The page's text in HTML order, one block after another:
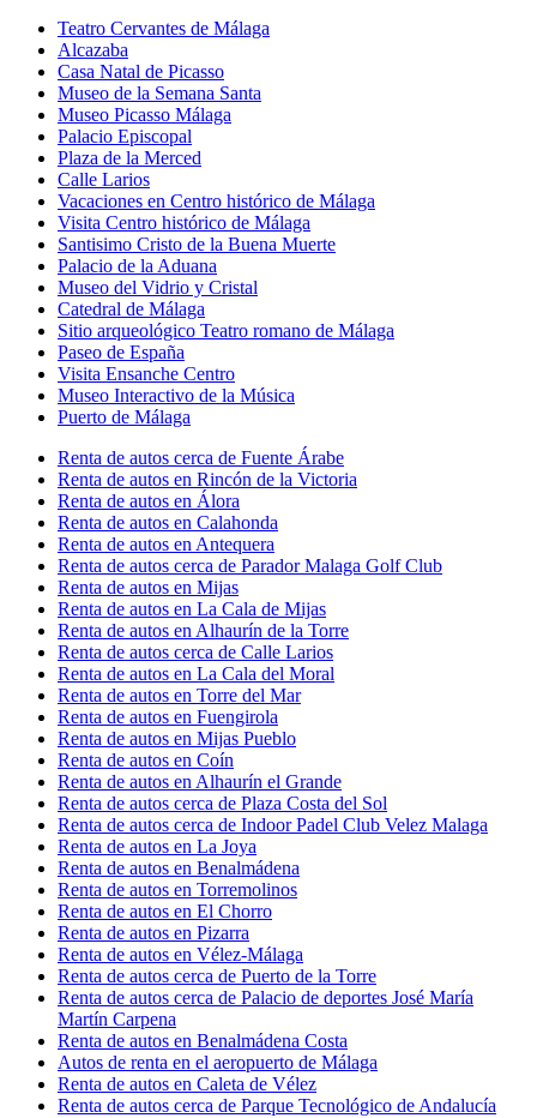
Teatro Cervantes de Málaga
Alcazaba
Casa Natal de Picasso
Museo de la Semana Santa
Museo Picasso Málaga
Palacio Episcopal
Plaza de la Merced
Calle Larios
Vacaciones en Centro histórico de Málaga
Visita Centro histórico de Málaga
Santisimo Cristo de la Buena Muerte
Palacio de la Aduana
Museo del Vidrio y Cristal
Catedral de Málaga
Sitio arqueológico Teatro romano de Málaga
Paseo de España
Visita Ensanche Centro
Museo Interactivo de la Música
Puerto de Málaga
Renta de autos cerca de Fuente Árabe
Renta de autos en Rincón de la Victoria
Renta de autos en Álora
Renta de autos en Calahonda
Renta de autos en Antequera
Renta de autos cerca de Parador Malaga Golf Club
Renta de autos en Mijas
Renta de autos en La Cala de Mijas
Renta de autos en Alhaurín de la Torre
Renta de autos cerca de Calle Larios
Renta de autos en La Cala del Moral
Renta de autos en Torre del Mar
Renta de autos en Fuengirola
Renta de autos en Mijas Pueblo
Renta de autos en Coín
Renta de autos en Alhaurín el Grande
Renta de autos cerca de Plaza Costa del Sol
Renta de autos cerca de Indoor Padel Club Velez Malaga
Renta de autos en La Joya
Renta de autos en Benalmádena
Renta de autos en Torremolinos
Renta de autos en El Chorro
Renta de autos en Pizarra
Renta de autos en Vélez-Málaga
Renta de autos cerca de Puerto de la Torre
Renta de autos cerca de Palacio de deportes José María
Martín Carpena
Renta de autos en Benalmádena Costa
Autos de renta en el aeropuerto de Málaga
Renta de autos en Caleta de Vélez
Renta de autos cerca de Parque Tecnológico de Andalucía